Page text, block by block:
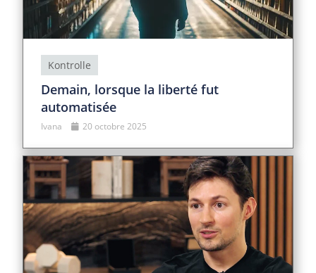
Kontrolle
Demain, lorsque la liberté fut
automatisée
Ivana 20 octobre 2025